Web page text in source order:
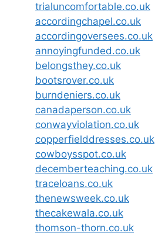
trialuncomfortable.co.uk
accordingchapel.co.uk
accordingoversees.co.uk
annoyingfunded.co.uk
belongsthey.co.uk
bootsrover.co.uk
burndeniers.co.uk
canadaperson.co.uk
conwayviolation.co.uk
copperfielddresses.co.uk
cowboysspot.co.uk
decemberteaching.co.uk
traceloans.co.uk
thenewsweek.co.uk
thecakewala.co.uk
thomson-thorn.co.uk